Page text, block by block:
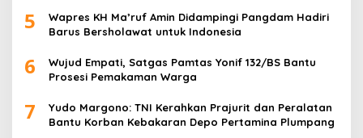
5
Wapres KH Ma’ruf Amin Didampingi Pangdam Hadiri
Barus Bersholawat untuk Indonesia
6
Wujud Empati, Satgas Pamtas Yonif 132/BS Bantu
Prosesi Pemakaman Warga
7
Yudo Margono: TNI Kerahkan Prajurit dan Peralatan
Bantu Korban Kebakaran Depo Pertamina Plumpang